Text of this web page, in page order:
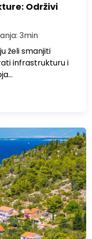
Održivi
3min
želi smanjiti
infrastrukturu i